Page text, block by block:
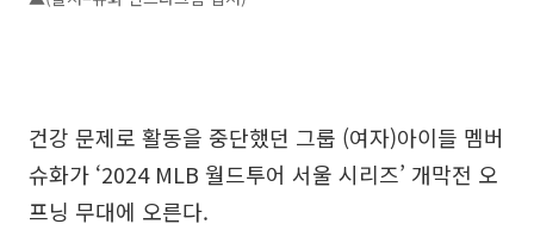
건강 문제로 활동을 중단했던 그룹 (여자)아이들 멤버
슈화가 ‘2024 MLB 월드투어 서울 시리즈’ 개막전 오
프닝 무대에 오른다.